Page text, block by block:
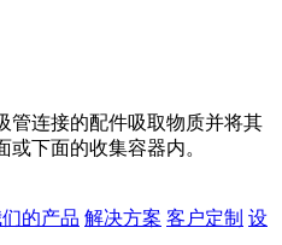
管连接的配件吸取物质并将其
下面的收集容器内。
的产品 解决方案 客户定制 设